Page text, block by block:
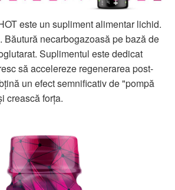
este un supliment alimentar lichid.
Băutură necarbogazoasă pe bază de
Suplimentul este dedicat
să accelereze regenerarea post-
un efect semnificativ de "pompă
crească forța.